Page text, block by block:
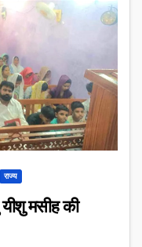
राज्य
मसीह की